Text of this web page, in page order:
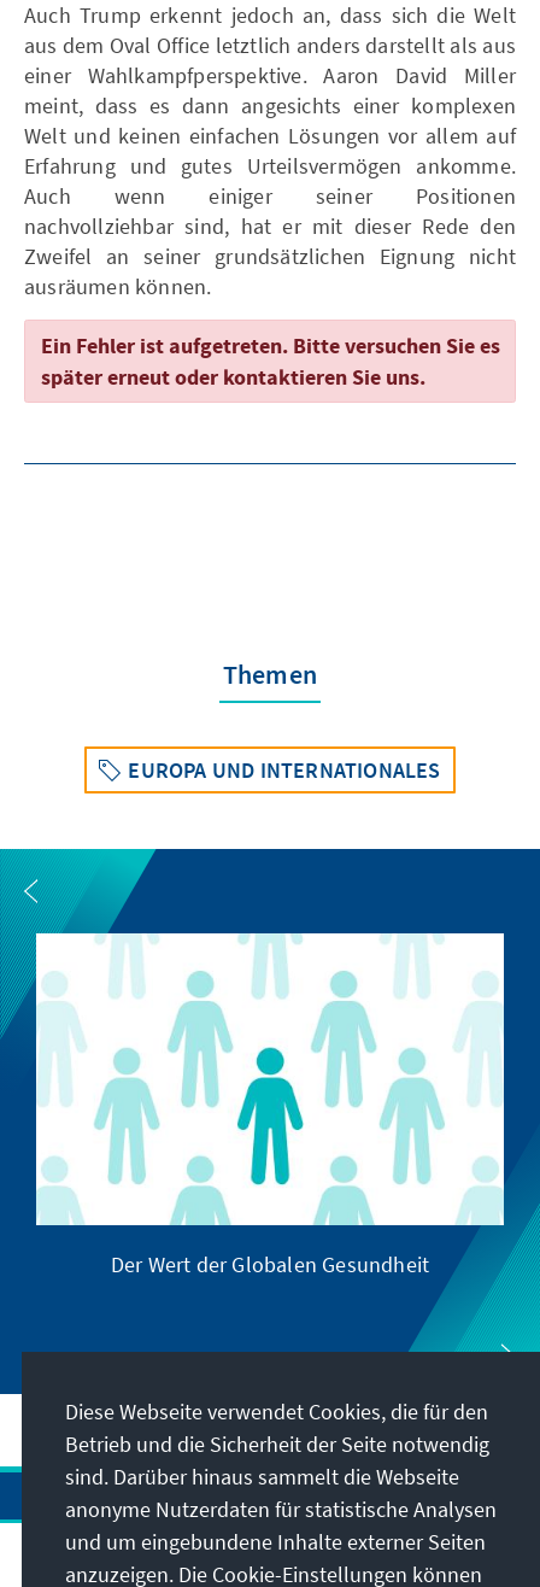
Auch Trump erkennt jedoch an, dass sich die Welt
aus dem Oval Office letztlich anders darstellt als aus
einer Wahlkampfperspektive. Aaron David Miller
meint, dass es dann angesichts einer komplexen
Welt und keinen einfachen Lösungen vor allem auf
Erfahrung und gutes Urteilsvermögen ankomme.
Auch wenn einiger seiner Positionen
nachvollziehbar sind, hat er mit dieser Rede den
Zweifel an seiner grundsätzlichen Eignung nicht
ausräumen können.
Ein Fehler ist aufgetreten. Bitte versuchen Sie es
später erneut oder kontaktieren Sie uns.
Themen
EUROPA UND INTERNATIONALES
Der Wert der Globalen Gesundheit
Anschrift
Diese Webseite verwendet Cookies, die für den
Betrieb und die Sicherheit der Seite notwendig
sind. Darüber hinaus sammelt die Webseite
anonyme Nutzerdaten für statistische Analysen
und um eingebundene Inhalte externer Seiten
anzuzeigen. Die Cookie-Einstellungen können